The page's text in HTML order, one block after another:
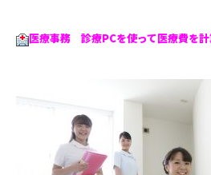
医療事務 診療PCを使って医療費を